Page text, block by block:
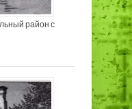
район с